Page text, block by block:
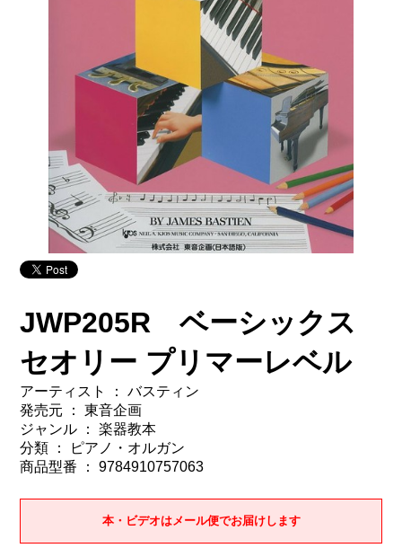
JWP205R ベーシックス
セオリー プリマーレベル
アーティスト ： バスティン
発売元 ： 東音企画
ジャンル ： 楽器教本
分類 ： ピアノ・オルガン
商品型番 ： 9784910757063
本・ビデオはメール便でお届けします